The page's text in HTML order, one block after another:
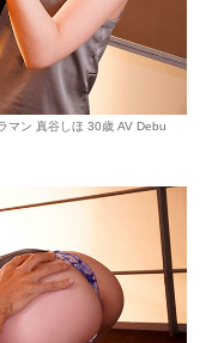
マン 真谷しほ 30歳 AV Debu